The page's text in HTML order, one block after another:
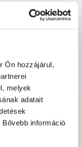
Ön hozzájárul,
melyek
adatait
információ
leírásában?